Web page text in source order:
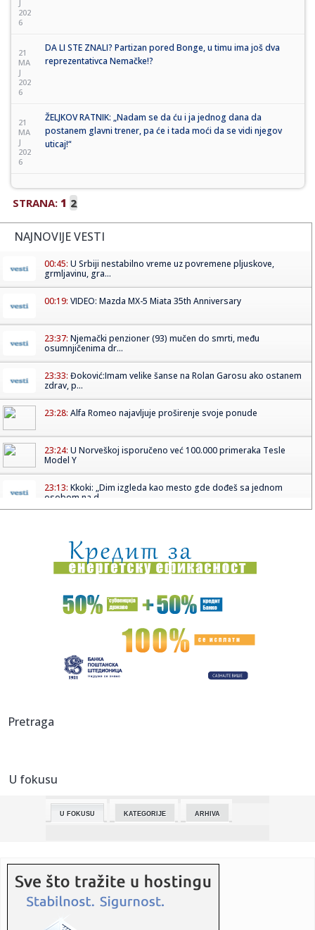
J
202
6
21
MA
J
202
6
DA LI STE ZNALI? Partizan pored Bonge, u timu ima još dva
reprezentativca Nemačke!?
21
MA
J
202
6
ŽELJKOV RATNIK: „Nadam se da ću i ja jednog dana da
postanem glavni trener, pa će i tada moći da se vidi njegov
uticaj!“
STRANA: 1 2
NAJNOVIJE VESTI
00:45: U Srbiji nestabilno vreme uz povremene pljuskove,
grmljavinu, gra...
00:19: VIDEO: Mazda MX-5 Miata 35th Anniversary
23:37: Njemački penzioner (93) mučen do smrti, među
osumnjičenima dr...
23:33: Đoković:Imam velike šanse na Rolan Garosu ako ostanem
zdrav, p...
23:28: Alfa Romeo najavljuje proširenje svoje ponude
23:24: U Norveškoj isporučeno već 100.000 primeraka Tesle
Model Y
23:13: Kkoki: „Dim izgleda kao mesto gde dođeš sa jednom
osobom na d...
22:59:Luka Koper povećala dobit za 25 odsto uprkos globalnim
krizama
22:59:Real Madrid savladao Valensiju za plasman u finale
Evrolige
Bolest "deset ljekara": Miješaju je s drugima zbog sličnih
22:59:Muzičar otkrio pravilo u braku: "Ja mogu da imam više
dje...
22:52:
22:46:
Mađar: Ostaje zabrana uvoza poljoprivrednih proizvoda iz
22:38:Premijer Šarif ide u Kinu dok Pakistan pojačava napore za
posre...
Pretraga
U fokusu
U FOKUSU KATEGORIJE ARHIVA